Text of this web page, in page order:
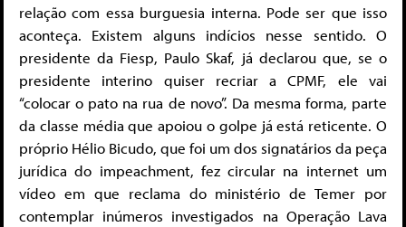
relação com essa burguesia interna. Pode ser que isso
aconteça. Existem alguns indícios nesse sentido. O
presidente da Fiesp, Paulo Skaf, já declarou que, se o
presidente interino quiser recriar a CPMF, ele vai
“colocar o pato na rua de novo”. Da mesma forma, parte
da classe média que apoiou o golpe já está reticente. O
próprio Hélio Bicudo, que foi um dos signatários da peça
jurídica do impeachment, fez circular na internet um
vídeo em que reclama do ministério de Temer por
contemplar inúmeros investigados na Operação Lava